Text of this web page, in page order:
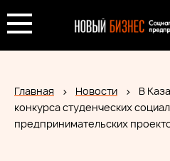
Главная Новости
В
конкурса студенческих
предпринимательских